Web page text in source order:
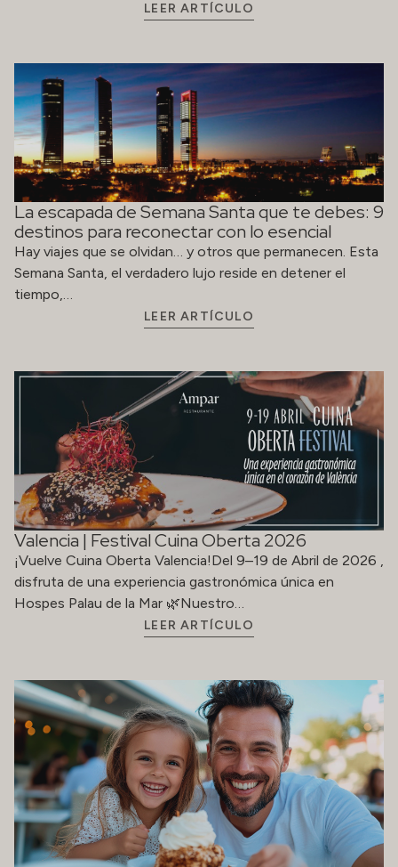
LEER ARTÍCULO
La escapada de Semana Santa que te debes: 9
destinos para reconectar con lo esencial
Hay viajes que se olvidan… y otros que permanecen. Esta
Semana Santa, el verdadero lujo reside en detener el
tiempo,…
LEER ARTÍCULO
Valencia | Festival Cuina Oberta 2026
¡Vuelve Cuina Oberta Valencia!Del 9–19 de Abril de 2026 ,
disfruta de una experiencia gastronómica única en
Hospes Palau de la Mar 🌿Nuestro…
LEER ARTÍCULO